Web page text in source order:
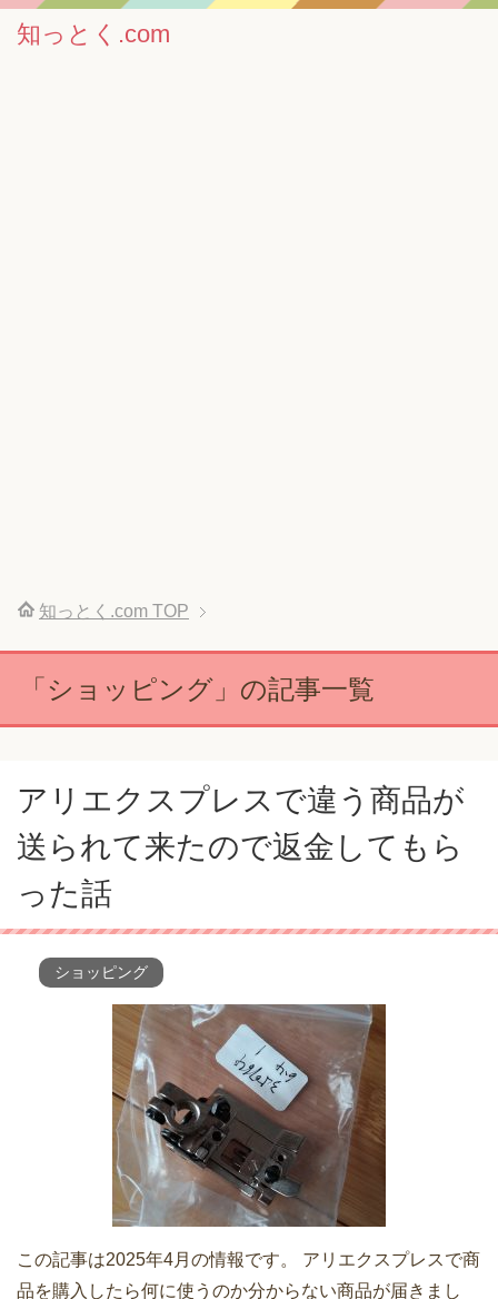
知っとく.com
知っとく.com TOP
「ショッピング」の記事一覧
アリエクスプレスで違う商品が
送られて来たので返金してもら
った話
ショッピング
この記事は2025年4月の情報です。 アリエクスプレスで商
品を購入したら何に使うのか分からない商品が届きまし